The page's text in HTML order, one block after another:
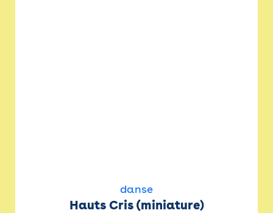
danse
Hauts Cris (miniature)